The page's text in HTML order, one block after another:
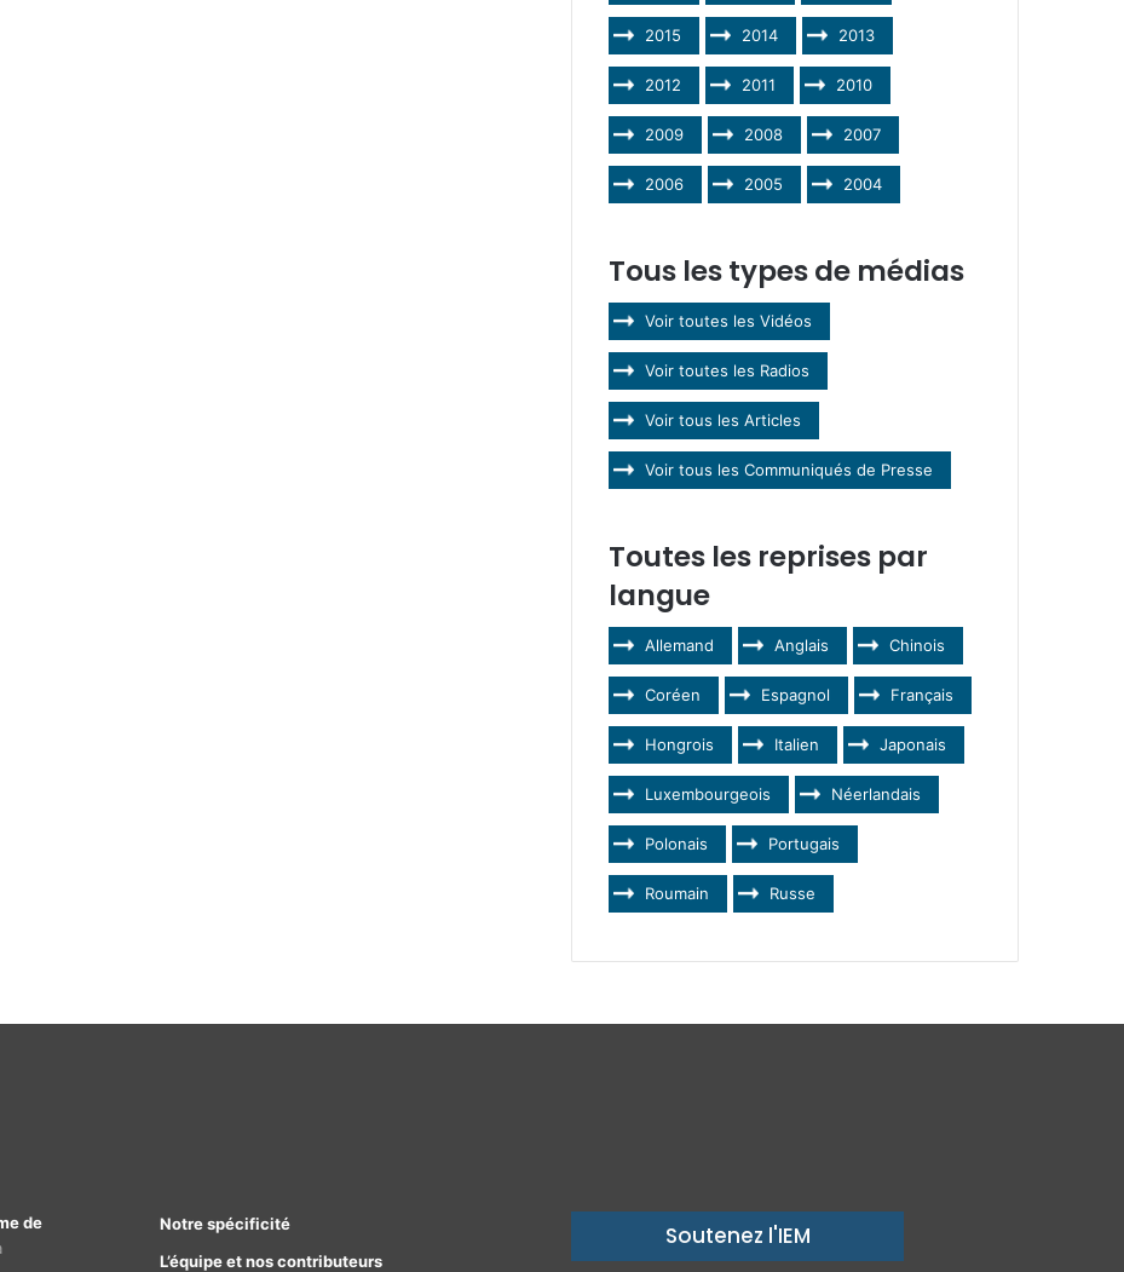
2015 2014 2013
2012 2011 2010
2009 2008 2007
2006 2005 2004
Tous les types de médias
Voir toutes les Vidéos
Voir toutes les Radios
Voir tous les Articles
Voir tous les Communiqués de Presse
Toutes les reprises par
langue
Allemand Anglais Chinois
Coréen Espagnol Français
Hongrois Italien Japonais
Luxembourgeois Néerlandais
Polonais Portugais
Roumain Russe
de
Notre spécificité
L’équipe et nos contributeurs
Soutenez l'IEM